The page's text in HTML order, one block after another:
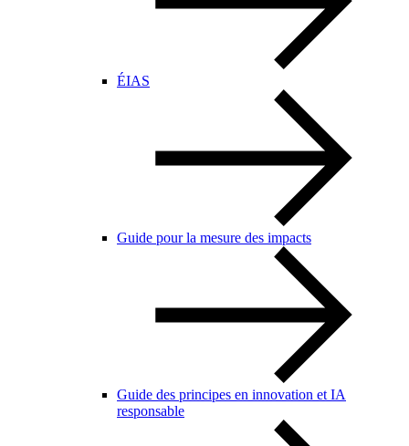
ÉIAS
Guide pour la mesure des impacts
Guide des principes en innovation et IA
responsable